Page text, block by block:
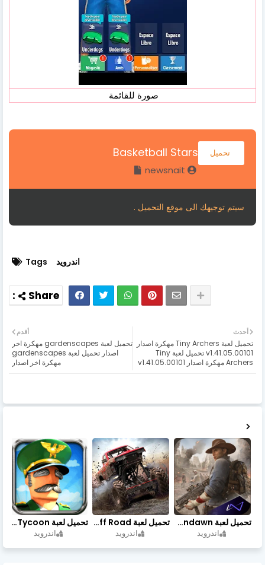
صورة للقائمة
Basketball Stars تحميل
سيتم توجيهك الى موقع التحميل .
Tags اندرويد
أحدث
تحميل لعبة Tiny Archers مهكرة اصدار
v1.41.05.00101 تحميل لعبة Tiny
Archers مهكرة اصدار v1.41.05.00101
أقدم
تحميل لعبة gardenscapes مهكرة اخر
اصدار تحميل لعبة gardenscapes
مهكرة اخر اصدار
تحميل لعبة Undawn مهكرة للأندرويد أخر إصدار | تحميل مباشر + موارد غير محدودة
اندرويد
تحميل لعبة Trucks Off Road مهكرة اخر اصدار
اندرويد
تحميل لعبة Idle Military SCH Tycoon مهكرة آخر إصدار
اندرويد